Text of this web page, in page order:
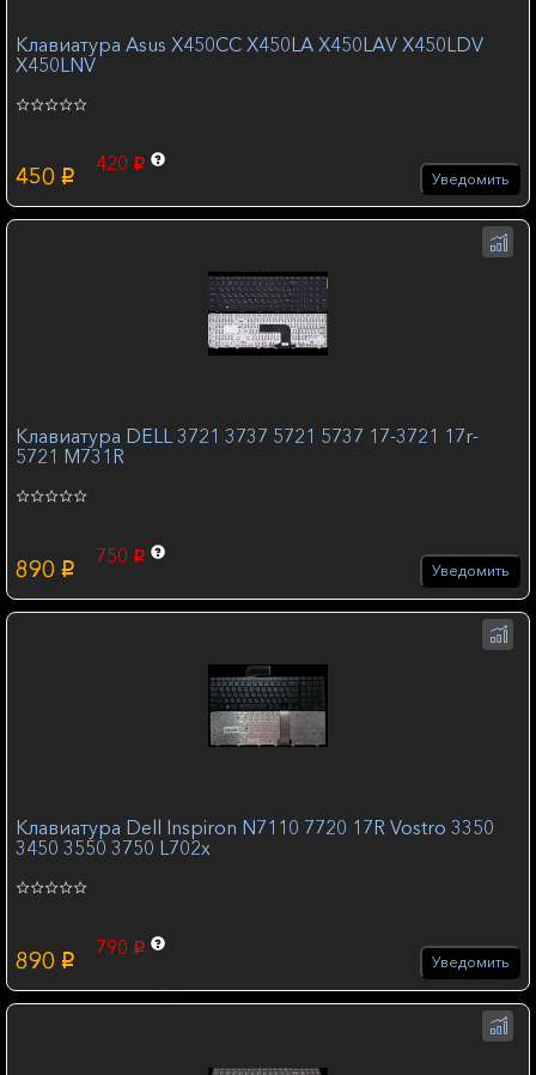
Клавиатура Asus X450CC X450LA X450LAV X450LDV
X450LNV
450 p
420 p
Уведомить
Клавиатура DELL 3721 3737 5721 5737 17-3721 17r-
5721 M731R
890 p
750 p
Уведомить
Клавиатура Dell Inspiron N7110 7720 17R Vostro 3350
3450 3550 3750 L702x
890 p
790 p
Уведомить